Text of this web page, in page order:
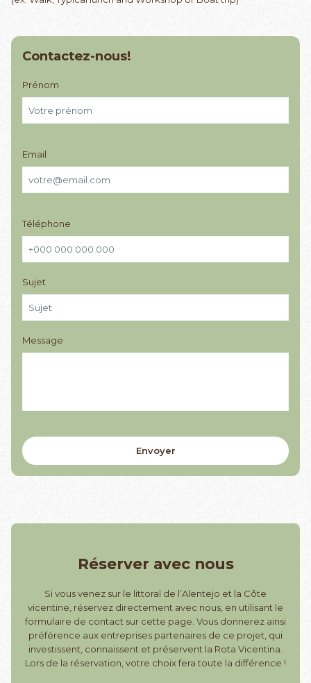
Contactez-nous!
Prénom
Email
Téléphone
Sujet
Message
Réserver avec nous
Si vous venez sur le littoral de l’Alentejo et la Côte
vicentine, réservez directement avec nous, en utilisant le
formulaire de contact sur cette page. Vous donnerez ainsi
préférence aux entreprises partenaires de ce projet, qui
investissent, connaissent et préservent la Rota Vicentina.
Lors de la réservation, votre choix fera toute la différence !